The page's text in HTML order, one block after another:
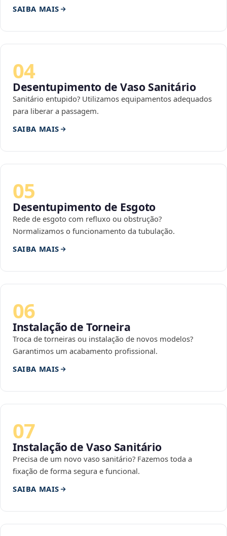
SAIBA MAIS
04
Desentupimento de Vaso Sanitário
Sanitário entupido? Utilizamos equipamentos adequados
para liberar a passagem.
SAIBA MAIS
05
Desentupimento de Esgoto
Rede de esgoto com refluxo ou obstrução?
Normalizamos o funcionamento da tubulação.
SAIBA MAIS
06
Instalação de Torneira
Troca de torneiras ou instalação de novos modelos?
Garantimos um acabamento profissional.
SAIBA MAIS
07
Instalação de Vaso Sanitário
Precisa de um novo vaso sanitário? Fazemos toda a
fixação de forma segura e funcional.
SAIBA MAIS